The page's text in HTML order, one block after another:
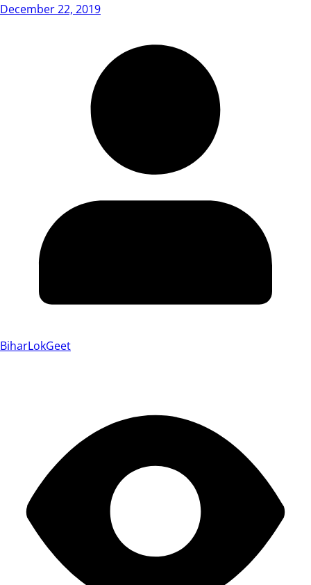
December 22, 2019
BiharLokGeet